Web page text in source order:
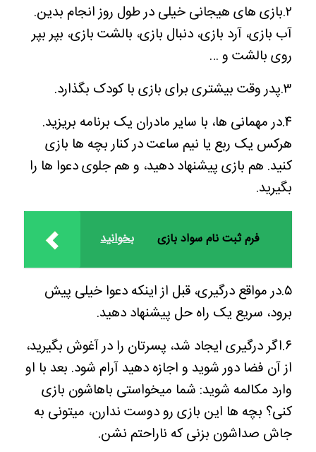
۲.بازی های هیجانی خیلی در طول روز انجام بدین.
آب بازی، آرد بازی، دنبال بازی، بالشت بازی، بپر بپر
روی بالشت و …
۳.پدر وقت بیشتری برای بازی با کودک بگذارد.
۴.در مهمانی ها، با سایر مادران یک برنامه بریزید.
هرکس یک ربع یا نیم ساعت در کنار بچه ها بازی
کنید. هم بازی پیشنهاد دهید، و هم جلوی دعوا ها را
بگیرید.
بخوانید فرم ثبت نام سواد بازی
۵.در مواقع درگیری، قبل از اینکه دعوا خیلی پیش
برود، سریع یک راه حل پیشنهاد دهید.
۶.اگر درگیری ایجاد شد، پسرتان را در آغوش بگیرید،
از آن فضا دور شوید و اجازه دهید آرام شود. بعد با او
وارد مکالمه شوید: شما میخواستی باهاشون بازی
کنی؟ بچه ها این بازی رو دوست ندارن، میتونی به
جاش صداشون بزنی که ناراحتم نشن.